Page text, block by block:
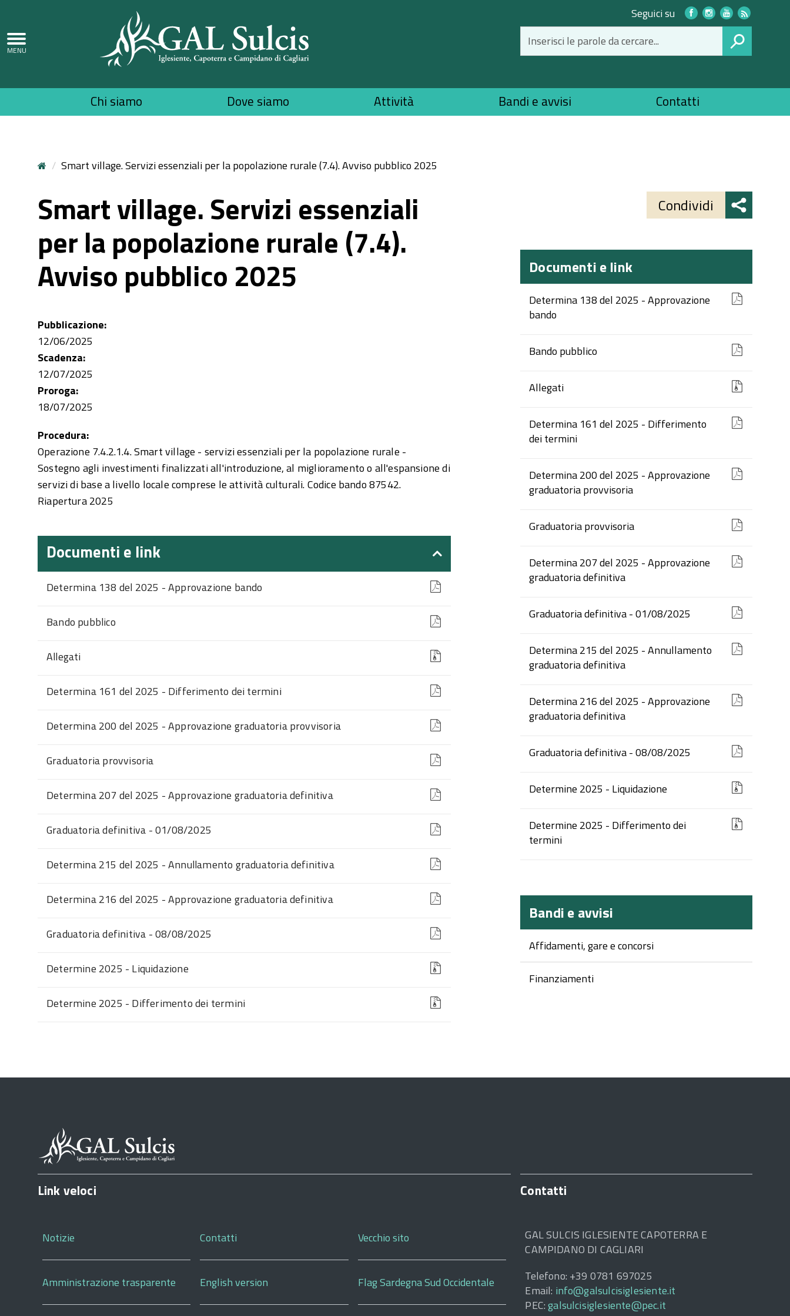
Link
social
Seguici su
Top Chi siamo Dove siamo Attività Bandi e avvisi Contatti
Smart village. Servizi essenziali per la popolazione rurale (7.4). Avviso pubblico 2025
Smart village. Servizi essenziali
per la popolazione rurale (7.4).
Avviso pubblico 2025
Pubblicazione:
12/06/2025
Scadenza:
12/07/2025
Proroga:
18/07/2025
Procedura:
Operazione 7.4.2.1.4. Smart village - servizi essenziali per la popolazione rurale -
Sostegno agli investimenti finalizzati all'introduzione, al miglioramento o all'espansione di
servizi di base a livello locale comprese le attività culturali. Codice bando 87542.
Riapertura 2025
Documenti e link
Determina 138 del 2025 - Approvazione bando
Bando pubblico
Allegati
Determina 161 del 2025 - Differimento dei termini
Determina 200 del 2025 - Approvazione graduatoria provvisoria
Graduatoria provvisoria
Determina 207 del 2025 - Approvazione graduatoria definitiva
Graduatoria definitiva - 01/08/2025
Determina 215 del 2025 - Annullamento graduatoria definitiva
Determina 216 del 2025 - Approvazione graduatoria definitiva
Graduatoria definitiva - 08/08/2025
Determine 2025 - Liquidazione
Determine 2025 - Differimento dei termini
Condividi
Documenti e link
Determina 138 del 2025 - Approvazione
bando
Bando pubblico
Allegati
Determina 161 del 2025 - Differimento
dei termini
Determina 200 del 2025 - Approvazione
graduatoria provvisoria
Graduatoria provvisoria
Determina 207 del 2025 - Approvazione
graduatoria definitiva
Graduatoria definitiva - 01/08/2025
Determina 215 del 2025 - Annullamento
graduatoria definitiva
Determina 216 del 2025 - Approvazione
graduatoria definitiva
Graduatoria definitiva - 08/08/2025
Determine 2025 - Liquidazione
Determine 2025 - Differimento dei
termini
Bandi e avvisi
Affidamenti, gare e concorsi
Finanziamenti
Link veloci
Notizie
Amministrazione trasparente
Contatti
English version
Vecchio sito
Flag Sardegna Sud Occidentale
Contatti
GAL SULCIS IGLESIENTE CAPOTERRA E
CAMPIDANO DI CAGLIARI
Telefono: +39 0781 697025
Email: info@galsulcisiglesiente.it
PEC:galsulcisiglesiente@pec.it